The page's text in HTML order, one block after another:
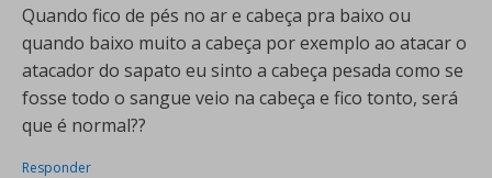
Quando fico de pés no ar e cabeça pra baixo ou
quando baixo muito a cabeça por exemplo ao atacar o
atacador do sapato eu sinto a cabeça pesada como se
fosse todo o sangue veio na cabeça e fico tonto, será
que é normal??
Responder